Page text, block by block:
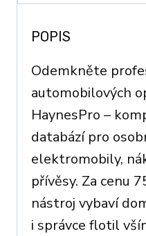
POPIS
Odemkněte
automobilových
HaynesPro –
databází pro
elektromobily,
přívěsy. Za cenu
nástroj vybaví
i správce flotil